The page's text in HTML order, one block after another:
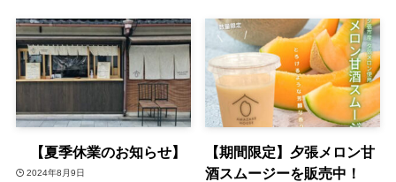
【夏季休業のお知らせ】
2024年8月9日
【期間限定】夕張メロン甘
酒スムージーを販売中！